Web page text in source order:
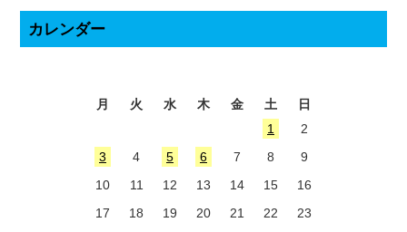
カレンダー
月 火 水 木 金 土
日
1
2
3
4 5 6 7 8
9
10
11 12 13 14 15
16
17
18 19 20 21 22
23